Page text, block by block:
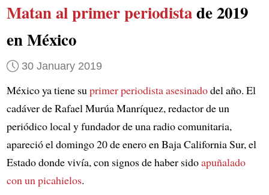
Matan al primer periodistade 2019
en México
30 January 2019
México ya tiene suprimer periodista asesinadodel año. El
cadáver de Rafael Murúa Manríquez, redactor de un
periódico local y fundador de una radio comunitaria,
apareció el domingo 20 de enero en Baja California Sur, el
Estado donde vivía, con signos de haber sidoapuñalado
con un picahielos.